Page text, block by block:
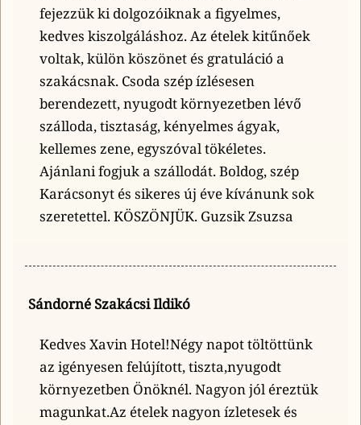
fejezzük ki dolgozóiknak a figyelmes,
kedves kiszolgáláshoz. Az ételek kitűnőek
voltak, külön köszönet és gratuláció a
szakácsnak. Csoda szép ízlésesen
berendezett, nyugodt környezetben lévő
szálloda, tisztaság, kényelmes ágyak,
kellemes zene, egyszóval tökéletes.
Ajánlani fogjuk a szállodát. Boldog, szép
Karácsonyt és sikeres új éve kívánunk sok
szeretettel. KÖSZÖNJÜK. Guzsik Zsuzsa
Sándorné Szakácsi Ildikó
Kedves Xavin Hotel!Négy napot töltöttünk
az igényesen felújított, tiszta,nyugodt
környezetben Önöknél. Nagyon jól éreztük
magunkat.Az ételek nagyon ízletesek és